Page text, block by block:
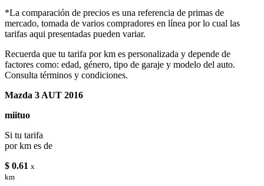
*La comparación de precios es una referencia de primas de
mercado, tomada de varios compradores en línea por lo cual las
tarifas aqui presentadas pueden variar.
Recuerda que tu tarifa por km es personalizada y depende de
factores como: edad, género, tipo de garaje y modelo del auto.
Consulta términos y condiciones.
Mazda 3 AUT 2016
miituo
Si tu tarifa
por km es de
$ 0.61 x
km